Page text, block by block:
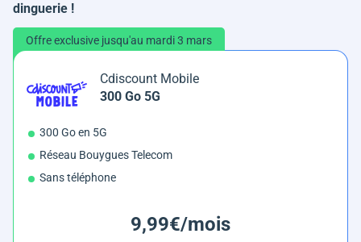
dinguerie !
Offre exclusive jusqu'au mardi 3 mars
Cdiscount Mobile
300 Go 5G
300 Go en 5G
Réseau Bouygues Telecom
Sans téléphone
9,99€/mois